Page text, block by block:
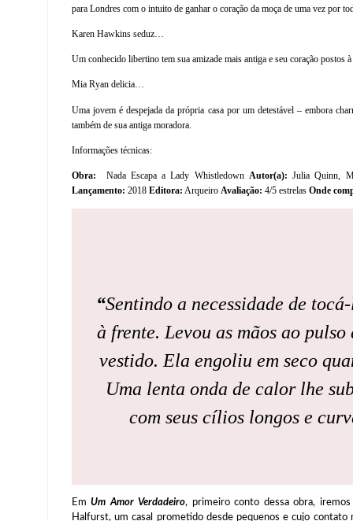
para Londres com o intuito de ganhar o coração da moça de uma vez por
Karen Hawkins seduz…
Um conhecido libertino tem sua amizade mais antiga e seu coração postos
Mia Ryan delicia…
Uma jovem é despejada da própria casa por um detestável – embora
também de sua antiga moradora.
Informações técnicas:
Obra: Nada Escapa a Lady Whistledown Autor(a): Julia Quinn,
Lançamento: 2018 Editora: Arqueiro Avaliação: 4/5 estrelas Onde
“Sentindo a necessidade de
à frente. Levou as mãos ao
vestido. Ela engoliu em seco
Uma lenta onda de calor lhe
com seus cílios longos e
EmUm Amor Verdadeiro, primeiro conto dessa obra,
Halfurst, um casal prometido desde pequenos e cujo